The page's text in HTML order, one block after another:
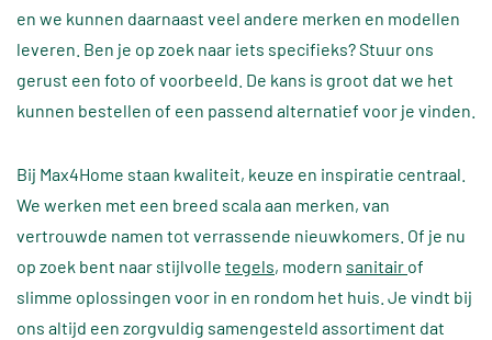
en we kunnen daarnaast veel andere merken en modellen
leveren. Ben je op zoek naar iets specifieks? Stuur ons
gerust een foto of voorbeeld. De kans is groot dat we het
kunnen bestellen of een passend alternatief voor je vinden.
Bij Max4Home staan kwaliteit, keuze en inspiratie centraal.
We werken met een breed scala aan merken, van
vertrouwde namen tot verrassende nieuwkomers. Of je nu
op zoek bent naar stijlvolle tegels, modern sanitair of
slimme oplossingen voor in en rondom het huis. Je vindt bij
ons altijd een zorgvuldig samengesteld assortiment dat